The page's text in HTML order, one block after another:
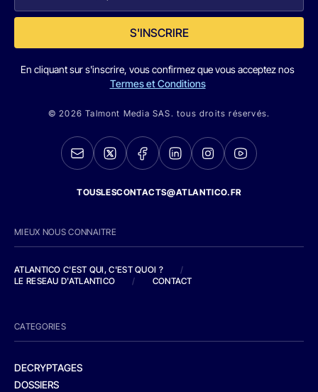
S'INSCRIRE
En cliquant sur s'inscrire, vous confirmez que vous acceptez nos
Termes et Conditions
© 2026 Talmont Media SAS. tous droits réservés.
TOUSLESCONTACTS@ATLANTICO.FR
MIEUX NOUS CONNAITRE
ATLANTICO C'EST QUI, C'EST QUOI ?
/
LE RESEAU D'ATLANTICO
/ CONTACT
CATEGORIES
DECRYPTAGES
DOSSIERS